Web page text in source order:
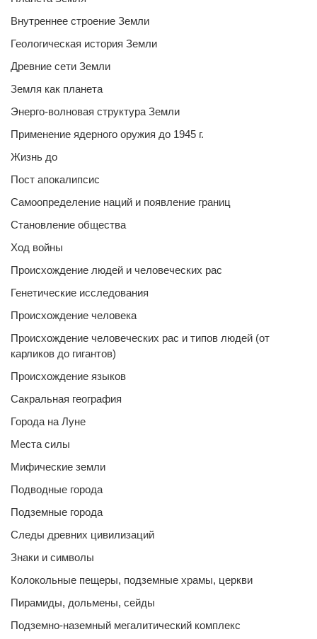
Внутреннее строение Земли
Геологическая история Земли
Древние сети Земли
Земля как планета
Энерго-волновая структура Земли
Применение ядерного оружия до 1945 г.
Жизнь до
Пост апокалипсис
Самоопределение наций и появление границ
Становление общества
Ход войны
Происхождение людей и человеческих рас
Генетические исследования
Происхождение человека
Происхождение человеческих рас и типов людей (от
карликов до гигантов)
Происхождение языков
Сакральная география
Города на Луне
Места силы
Мифические земли
Подводные города
Подземные города
Следы древних цивилизаций
Знаки и символы
Колокольные пещеры, подземные храмы, церкви
Пирамиды, дольмены, сейды
Подземно-наземный мегалитический комплекс